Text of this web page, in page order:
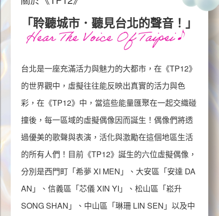
偶像介紹
音樂創作
活動資訊
漫畫試閱
「聆聽城市．聽見台北的聲音！」
台北是一座充滿活力與魅力的大都市，在《TP12》
的世界觀中，虛擬往往能反映出真實的活力與色
彩，在《TP12》中，當這些能量匯聚在一起交織碰
撞後，每一區域的虛擬偶像因而誕生！偶像們將透
過優美的歌聲與表演，活化與激勵在這個地區生活
的所有人們！目前《TP12》誕生的六位虛擬偶像，
分別是西門町「希夢 XI MEN」、大安區「安達 DA
AN」、信義區「芯儀 XIN YI」、松山區「崧升
SONG SHAN」、中山區「琳珊 LIN SEN」以及中